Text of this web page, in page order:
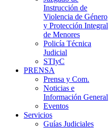
Instrucción de
Violencia de Género
y Protección Integral
de Menores
Policía Técnica
Judicial
STIyC
PRENSA
Prensa y Com.
Noticias e
Información General
Eventos
Servicios
Guías Judiciales